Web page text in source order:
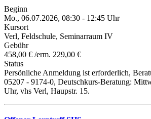
Beginn
Mo., 06.07.2026, 08:30 - 12:45 Uhr
Kursort
Verl, Feldschule, Seminarraum IV
Gebühr
458,00 € /erm. 229,00 €
Status
Persönliche Anmeldung ist erforderlich,
05207 - 9174-0, Deutschkurs-Beratung:
Uhr, vhs Verl, Haupstr. 15.